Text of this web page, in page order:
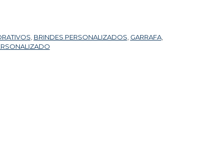
BRINDES PERSONALIZADOS GARRAFA,